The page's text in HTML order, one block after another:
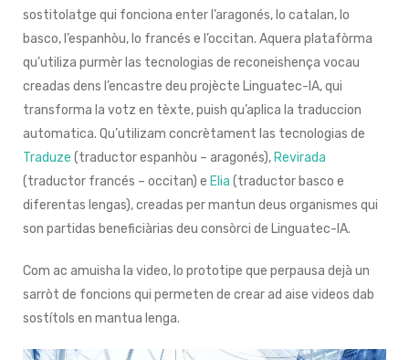
sostitolatge qui fonciona enter l’aragonés, lo catalan, lo
basco, l’espanhòu, lo francés e l’occitan. Aquera platafòrma
qu’utiliza purmèr las tecnologias de reconeishença vocau
creadas dens l’encastre deu projècte Linguatec-IA, qui
transforma la votz en tèxte, puish qu’aplica la traduccion
automatica. Qu’utilizam concrètament las tecnologias de
Traduze (traductor espanhòu – aragonés), Revirada
(traductor francés – occitan) e Elia (traductor basco e
diferentas lengas), creadas per mantun deus organismes qui
son partidas beneficiàrias deu consòrci de Linguatec-IA.
Com ac amuisha la video, lo prototipe que perpausa dejà un
sarròt de foncions qui permeten de crear ad aise videos dab
sostítols en mantua lenga.